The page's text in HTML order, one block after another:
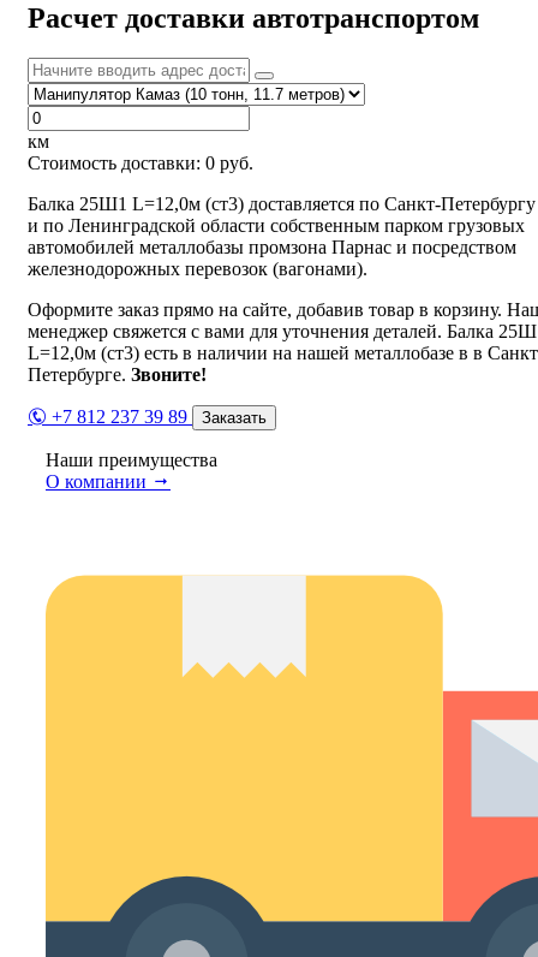
Расчет доставки автотранспортом
км
Стоимость доставки: 0 руб.
Балка 25Ш1 L=12,0м (ст3) доставляется по Санкт-Петербургу
и по Ленинградской области собственным парком грузовых
автомобилей металлобазы промзона Парнас и посредством
железнодорожных перевозок (вагонами).
Оформите заказ прямо на сайте, добавив товар в корзину.
менеджер свяжется с вами для уточнения деталей. Балка
L=12,0м (ст3) есть в наличии на нашей металлобазе в в
Петербурге. Звоните!
+7 812 237 39 89 Заказать
Наши преимущества
О компании